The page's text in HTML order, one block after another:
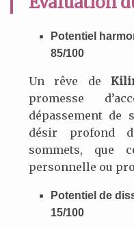
Potentiel
85/100
Un rêve de
promesse
dépassement
désir profond
sommets, que
personnelle ou
Potentiel de
15/100